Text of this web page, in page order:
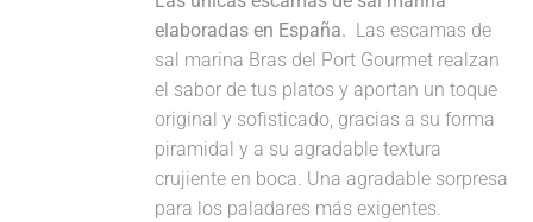
elaboradas en España. Las escamas de
sal marina Bras del Port Gourmet realzan
el sabor de tus platos y aportan un toque
original y sofisticado, gracias a su forma
piramidal y a su agradable textura
crujiente en boca. Una agradable sorpresa
para los paladares más exigentes.